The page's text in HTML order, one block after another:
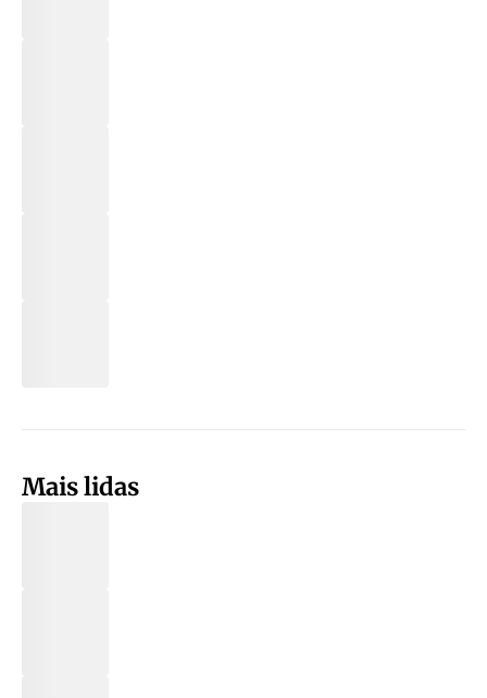
Mais lidas